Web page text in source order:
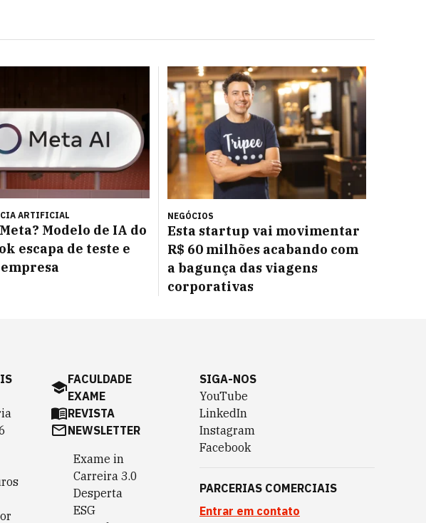
ARTIFICIAL
Modelo de IA do
escapa de teste e
NEGÓCIOS
Esta startup vai movimentar
R$ 60 milhões acabando com
a bagunça das viagens
corporativas
FACULDADE
EXAME
REVISTA
NEWSLETTER
Exame in
Carreira 3.0
Desperta
ESG
SIGA-NOS
YouTube
LinkedIn
Instagram
Facebook
PARCERIAS COMERCIAIS
Entrar em contato